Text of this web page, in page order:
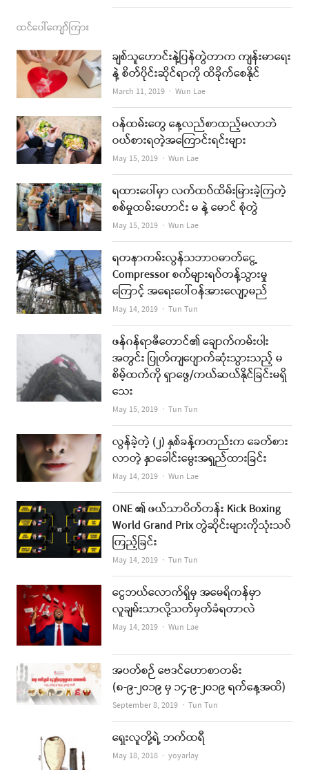
ထင်ပေါ်ကျော်ကြား
ချစ်သူဟောင်းနဲ့ပြန်တွဲတာက ကျန်းမာရေး
နဲ့ စိတ်ပိုင်းဆိုင်ရာကို ထိခိုက်စေနိုင်
March 11, 2019 Author
Wun Lae
ဝန်ထမ်းတွေ နေ့လည်စာထည့်မလာဘဲ
ဝယ်စားရတဲ့အကြောင်းရင်းများ
May 15, 2019 Author
Wun Lae
ရထားပေါ်မှာ လက်ထပ်ထိမ်းမြားခဲ့ကြတဲ့
စစ်မှုထမ်းဟောင်း မ နဲ့ မောင် စုံတွဲ
May 15, 2019 Author
Wun Lae
ရတနာကမ်းလွန်သဘာဝဓာတ်ငွေ့
Compressor စက်များရပ်တန့်သွားမှု
ကြောင့် အရေးပေါ်ဝန်အားလျော့မည်
May 14, 2019 Author
Tun Tun
ဖန်ဂန်ရာဇီတောင်၏ ချောက်ကမ်းပါး
အတွင်း ပြုတ်ကျပျောက်ဆုံးသွားသည့် မ
စိမ့်ထက်ကို ရှာဖွေ/ကယ်ဆယ်နိုင်ခြင်းမရှိ
သေး
May 15, 2019 Author
Tun Tun
လွန်ခဲ့တဲ့ (၂) နှစ်ခန့်ကတည်းက ခေတ်စား
လာတဲ့ နှာခေါင်းမွေးအရှည်ထားခြင်း
May 14, 2019 Author
Wun Lae
ONE ၏ ဖယ်သာဝိတ်တန်း Kick Boxing
World Grand Prix တွဲဆိုင်းများကိုသုံးသပ်
ကြည့်ခြင်း
May 14, 2019 Author
Tun Tun
ငွေဘယ်လောက်ရှိမှ အမေရိကန်မှာ
လူချမ်းသာလို့သတ်မှတ်ခံရတာလဲ
May 14, 2019 Author
Wun Lae
အပတ်စဉ် ဗေဒင်ဟောစာတမ်း
(၈-၉-၂၀၁၉ မှ ၁၄-၉-၂၀၁၉ ရက်နေ့အထိ)
September 8, 2019 Author
Tun Tun
ရှေးလူတို့ရဲ့ ဘက်ထရီ
May 18, 2018 Author
yoyarlay